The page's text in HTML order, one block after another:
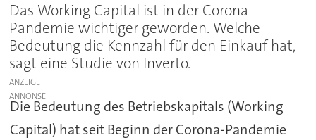
Das Working Capital ist in der Corona-
Pandemie wichtiger geworden. Welche
Bedeutung die Kennzahl für den Einkauf hat,
sagt eine Studie von Inverto.
ANZEIGE
Die Bedeutung des Betriebskapitals (Working
Capital) hat seit Beginn der Corona-Pandemie